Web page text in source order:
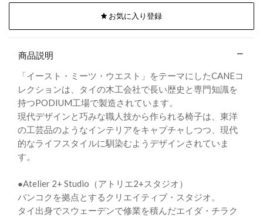
お気に入り登録
商品説明
「イースト・ミーツ・ウエスト」をテーマにしたCANEコ
レクションは、タイの木工会社で長い歴史と専門知識を
持つPODIUM工場で製造されています。
現代デザインと巧みな職人技から作られる椅子は、東洋
の工芸品のようなインテリアをキャプチャしつつ、現代
的なライフスタイルに馴染むようデザインされていま
す。
●Atelier 2+ Studio（アトリエ2+スタジオ）
バンコクを拠点とするクリエイティブ・スタジオ。
タイ出身でスウェーデンで修業を積んだエイダ・チラク